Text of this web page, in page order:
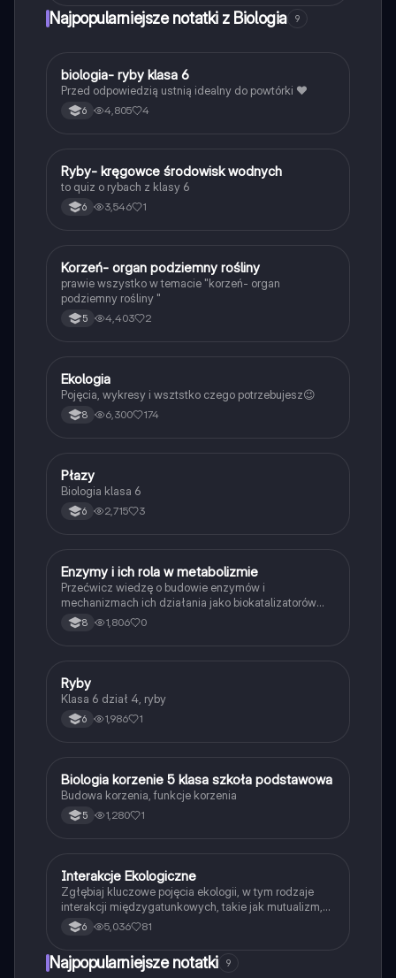
Najpopularniejsze notatki z Biologia 9
BBiologia
biologia- ryby klasa 6
Przed odpowiedzią ustnią idealny do powtórki ❤️
6 4,805 4
RBiologia
Ryby- kręgowce środowisk wodnych
to quiz o rybach z klasy 6
6 3,546 1
KBiologia
Korzeń- organ podziemny rośliny
prawie wszystko w temacie "korzeń- organ
podziemny rośliny "
5 4,403 2
Biologia
Ekologia
Pojęcia, wykresy i wsztstko czego potrzebujesz😉
8 6,300 174
PBiologia
Płazy
Biologia klasa 6
6 2,715 3
EBiologia
Enzymy i ich rola w metabolizmie
Przećwicz wiedzę o budowie enzymów i
mechanizmach ich działania jako biokatalizatorów
przyspieszających reakcje.
8 1,806 0
RBiologia
Ryby
Klasa 6 dział 4, ryby
6 1,986 1
BBiologia
Biologia korzenie 5 klasa szkoła podstawowa
Budowa korzenia, funkcje korzenia
5 1,280 1
Biologia
Interakcje Ekologiczne
Zgłębiaj kluczowe pojęcia ekologii, w tym rodzaje
interakcji międzygatunkowych, takie jak mutualizm,
komensalizm, drapieżnictwo i pasożytnictwo.
Dowiedz się o strukturze populacji, ekosystemach
studentów biologii i ekologii. Typ: podsumowanie.
6 5,036 81
Najpopularniejsze notatki 9